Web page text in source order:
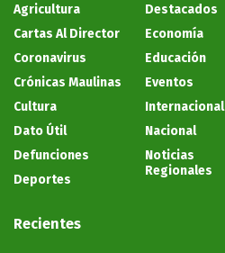
Agricultura
Cartas Al Director
Coronavirus
Crónicas Maulinas
Cultura
Dato Útil
Defunciones
Deportes
Destacados
Economía
Educación
Eventos
Internacional
Nacional
Noticias
Regionales
Recientes